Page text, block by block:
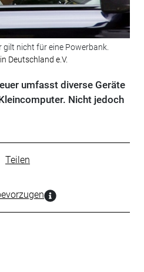
gilt nicht für eine Powerbank.
Deutschland e.V.
umfasst diverse Geräte
Nicht jedoch
Teilen